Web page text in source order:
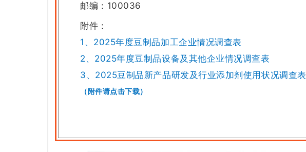
邮编：100036
附件：
1、2025年度豆制品加工企业情况调查表
2、2025年度豆制品设备及其他企业情况调查表
3、2025豆制品新产品研发及行业添加剂使用状况调查表
（附件请点击下载）